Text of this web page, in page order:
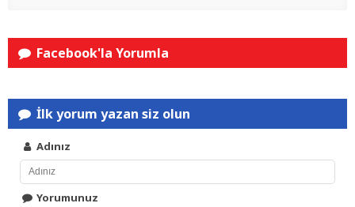
Facebook'la Yorumla
İlk yorum yazan siz olun
Adınız
Yorumunuz